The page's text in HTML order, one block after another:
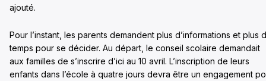
ajouté.
Pour l’instant, les parents demandent plus d’informations et plus
temps pour se décider. Au départ, le conseil scolaire demandait
aux familles de s’inscrire d’ici au 10 avril. L’inscription de leurs
enfants dans l’école à quatre jours devra être un engagement